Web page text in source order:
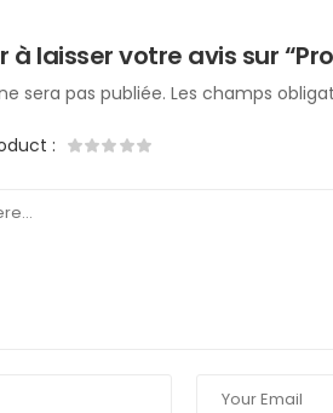
à laisser votre avis sur
sera pas publiée. Les champs
: